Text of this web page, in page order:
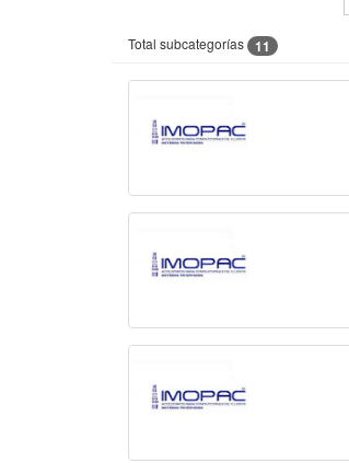
Total subcategorías 11